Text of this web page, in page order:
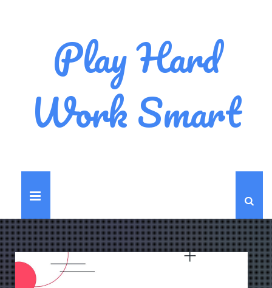
Play Hard
Work Smart